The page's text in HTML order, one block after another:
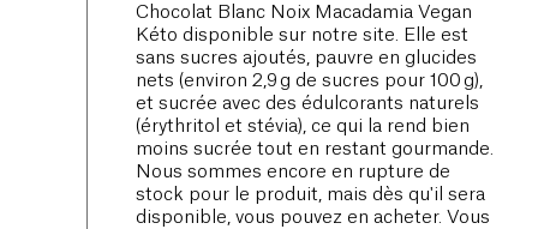
Chocolat Blanc Noix Macadamia Vegan
Kéto disponible sur notre site. Elle est
sans sucres ajoutés, pauvre en glucides
nets (environ 2,9 g de sucres pour 100 g),
et sucrée avec des édulcorants naturels
(érythritol et stévia), ce qui la rend bien
moins sucrée tout en restant gourmande.
Nous sommes encore en rupture de
stock pour le produit, mais dès qu'il sera
disponible, vous pouvez en acheter. Vous